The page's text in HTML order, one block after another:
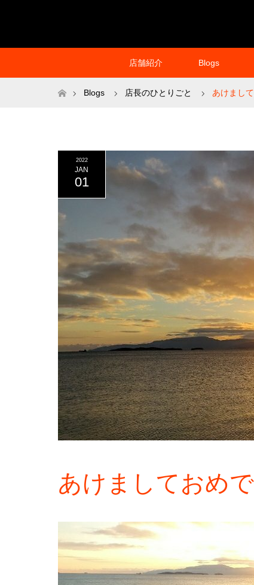
店舗紹介 Blogs
ホームBlogs 店長のひとりごと あけまし
2022
JAN
01
あけましておめ